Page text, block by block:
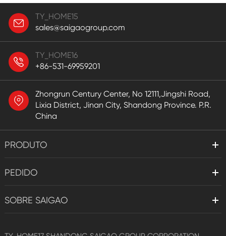
TY_HOME15
sales@saigaogroup.com
TY_HOME16
+86-531-69959201
Zhongrun Century Center, No 12111,Jingshi Road,
Lixia District, Jinan City, Shandong Province. P.R.
China
PRODUTO
PEDIDO
SOBRE SAIGAO